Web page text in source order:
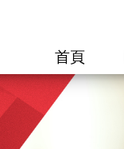
首頁